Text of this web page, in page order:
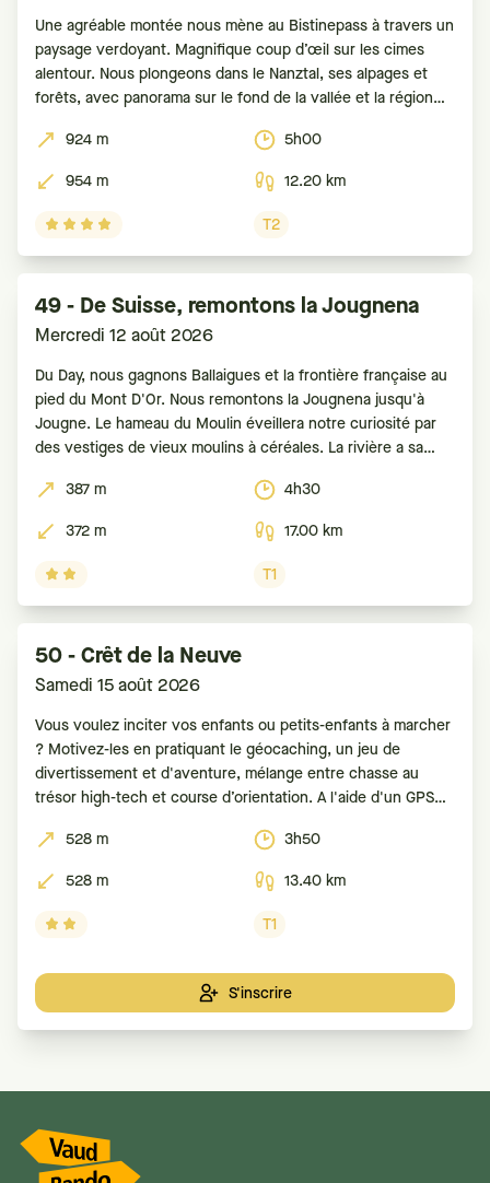
Une agréable montée nous mène au Bistinepass à travers un
paysage verdoyant. Magnifique coup d’œil sur les cimes
alentour. Nous plongeons dans le Nanztal, ses alpages et
forêts, avec panorama sur le fond de la vallée et la région
courte descente
924 m
5h00
954 m
12.20 km
T2
49 - De Suisse, remontons la Jougnena
Mercredi 12 août 2026
Du Day, nous gagnons Ballaigues et la frontière française au
pied du Mont D'Or. Nous remontons la Jougnena jusqu'à
Jougne. Le hameau du Moulin éveillera notre curiosité par
des vestiges de vieux moulins à céréales. La rivière a sa
387 m
4h30
372 m
17.00 km
T1
50 - Crêt de la Neuve
Samedi 15 août 2026
Vous voulez inciter vos enfants ou petits-enfants à marcher
? Motivez-les en pratiquant le géocaching, un jeu de
divertissement et d'aventure, mélange entre chasse au
trésor high-tech et course d’orientation. A l'aide d'un GPS
(appelées caches ou géocaches) dissimulées. Pour
528 m
3h50
528 m
13.40 km
T1
S'inscrire